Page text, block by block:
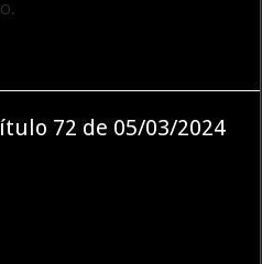
72 de 05/03/2024